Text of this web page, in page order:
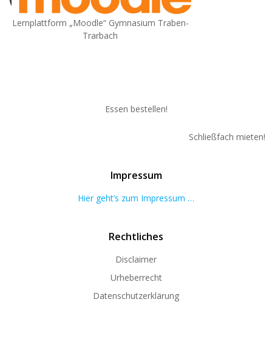
Lernplattform „Moodle“ Gymnasium Traben-
Trarbach
Essen bestellen!
Schließfach mieten!
Impressum
Hier geht’s zum Impressum …
Rechtliches
Disclaimer
Urheberrecht
Datenschutzerklärung